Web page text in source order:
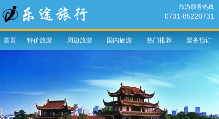
旅游服务热线
0731-85220731
首页 特价旅游 周边旅游 国内旅游 热门推荐 票务预订